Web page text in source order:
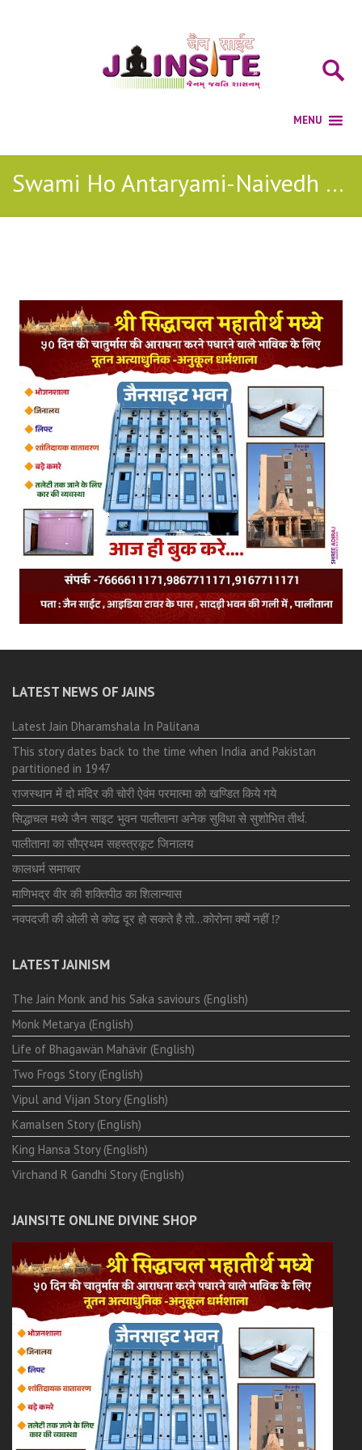
Swami Ho Antaryami-Naivedh Puja Jain Song MP3 Download
LATEST NEWS OF JAINS
Latest Jain Dharamshala In Palitana
This story dates back to the time when India and Pakistan
partitioned in 1947
राजस्थान में दो मंदिर की चोरी ऐवंम परमात्मा को खण्डित किये गये
सिद्धाचल मध्ये जैन साइट भुवन पालीताना अनेक सुविधा से सुशोभित तीर्थ.
पालीताना का सौप्रथम सहस्त्रकूट जिनालय
कालधर्म समाचार
माणिभद्र वीर की शक्तिपीठ का शिलान्यास
नवपदजी की ओली से कोढ दूर हो सकते है तो…कोरोना क्यों नहीं ⁉️
LATEST JAINISM
The Jain Monk and his Saka saviours (English)
Monk Metarya (English)
Life of Bhagawän Mahävir (English)
Two Frogs Story (English)
Vipul and Vijan Story (English)
Kamalsen Story (English)
King Hansa Story (English)
Virchand R Gandhi Story (English)
JAINSITE ONLINE DIVINE SHOP